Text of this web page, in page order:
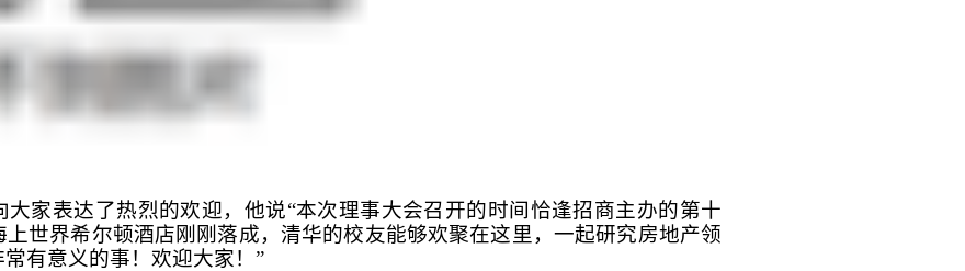
大家表达了热烈的欢迎，他说“本次理事大会召开的时间恰逢招商主办的第十
世界希尔顿酒店刚刚落成，清华的校友能够欢聚在这里，一起研究房地产领
有意义的事！欢迎大家！”